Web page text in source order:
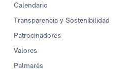
Calendario
Transparencia y Sostenibilidad
Patrocinadores
Valores
Palmarés